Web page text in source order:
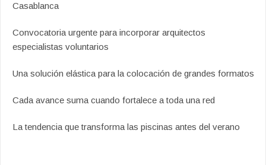
Casablanca
Convocatoria urgente para incorporar arquitectos
especialistas voluntarios
Una solución elástica para la colocación de grandes formatos
Cada avance suma cuando fortalece a toda una red
La tendencia que transforma las piscinas antes del verano